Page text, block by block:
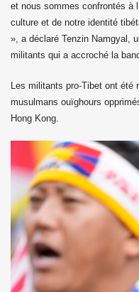
et nous sommes confrontés à
culture et de notre identité
», a déclaré Tenzin Namgyal,
militants qui a accroché la
Les militants pro-Tibet ont été
musulmans ouïghours
Hong Kong.